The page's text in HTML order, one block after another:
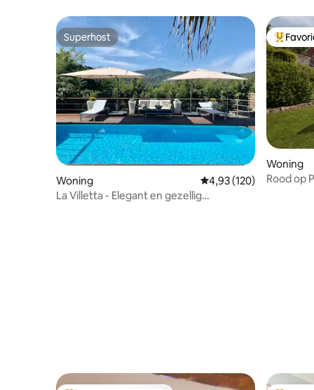
Superhost
Superhost
Woning Gemiddelde
4,93 (120)
La Villetta - Elegant en gezellig
Woning
Rood op